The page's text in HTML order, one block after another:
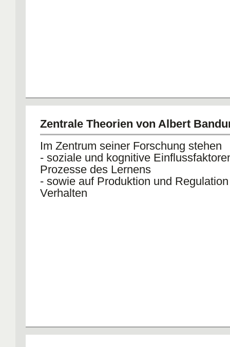
Zentrale Theorien von Albert
Im Zentrum seiner Forschung stehen
- soziale und kognitive
Prozesse des Lernens
- sowie auf Produktion und
Verhalten